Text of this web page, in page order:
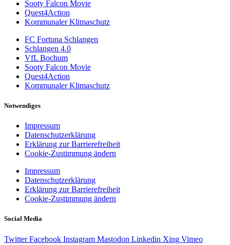
Sooty Falcon Movie
Quest4Action
Kommunaler Klimaschutz
FC Fortuna Schlangen
Schlangen 4.0
VfL Bochum
Sooty Falcon Movie
Quest4Action
Kommunaler Klimaschutz
Notwendiges
Impressum
Datenschutzerklärung
Erklärung zur Barrierefreiheit
Cookie-Zustimmung ändern
Impressum
Datenschutzerklärung
Erklärung zur Barrierefreiheit
Cookie-Zustimmung ändern
Social Media
Twitter Facebook Instagram Mastodon Linkedin Xing Vimeo